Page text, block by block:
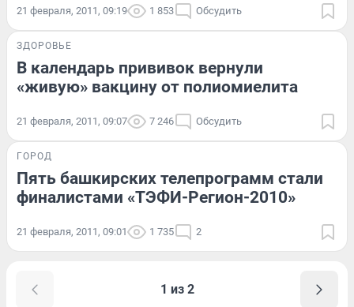
21 февраля, 2011, 09:19 1 853 Обсудить
ЗДОРОВЬЕ
В календарь прививок вернули
«живую» вакцину от полиомиелита
21 февраля, 2011, 09:07 7 246 Обсудить
ГОРОД
Пять башкирских телепрограмм стали
финалистами «ТЭФИ-Регион-2010»
21 февраля, 2011, 09:01 1 735 2
1 из 2